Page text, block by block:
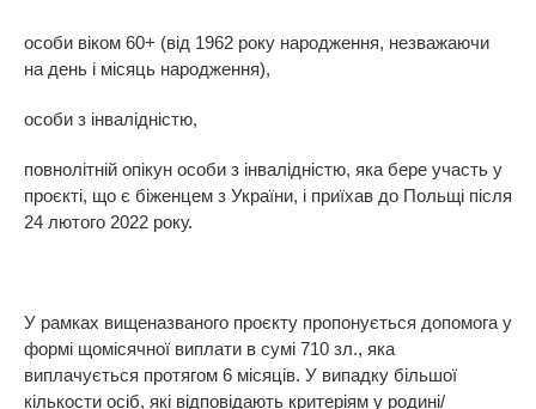
особи віком 60+ (від 1962 року народження, незважаючи
на день і місяць народження),
особи з інвалідністю,
повнолітній опікун особи з інвалідністю, яка бере участь у
проєкті, що є біженцем з України, і приїхав до Польщі після
24 лютого 2022 року.
У рамках вищеназваного проєкту пропонується допомога у
формі щомісячної виплати в сумі 710 зл., яка
виплачується протягом 6 місяців. У випадку більшої
кількости осіб, які відповідають критеріям у родині/